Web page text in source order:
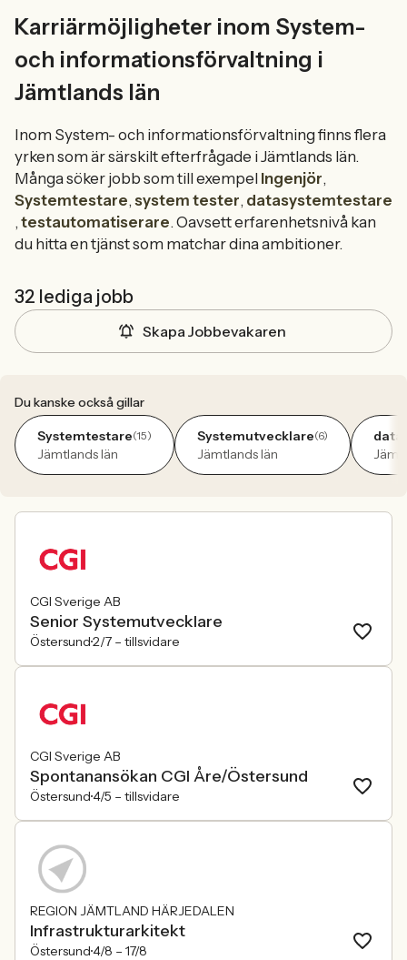
Karriärmöjligheter inom System-
och informationsförvaltning i
Jämtlands län
Inom System- och informationsförvaltning finns flera
yrken som är särskilt efterfrågade i Jämtlands län.
Många söker jobb som till exempel Ingenjör,
Systemtestare,system tester, datasystemtestare
,testautomatiserare. Oavsett erfarenhetsnivå kan
du hitta en tjänst som matchar dina ambitioner.
32 lediga jobb
Skapa Jobbevakaren
Du kanske också gillar
Systemtestare(15)
Jämtlands län
Systemutvecklare(6)
Jämtlands län
CGI Sverige AB
Senior Systemutvecklare
Östersund2/7 – tillsvidare
CGI Sverige AB
Spontanansökan CGI Åre/Östersund
Östersund4/5 – tillsvidare
REGION JÄMTLAND HÄRJEDALEN
Infrastrukturarkitekt
Östersund4/8 – 17/8